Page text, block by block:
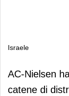
Israele
Israele
AC-Nielsen
catene di